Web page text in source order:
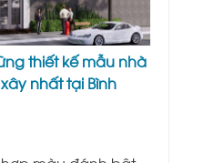
thiết kế mẫu nhà
nhất tại Bình